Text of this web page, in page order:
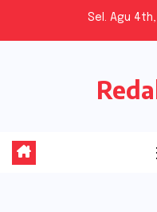
Sel. Agu 4th,